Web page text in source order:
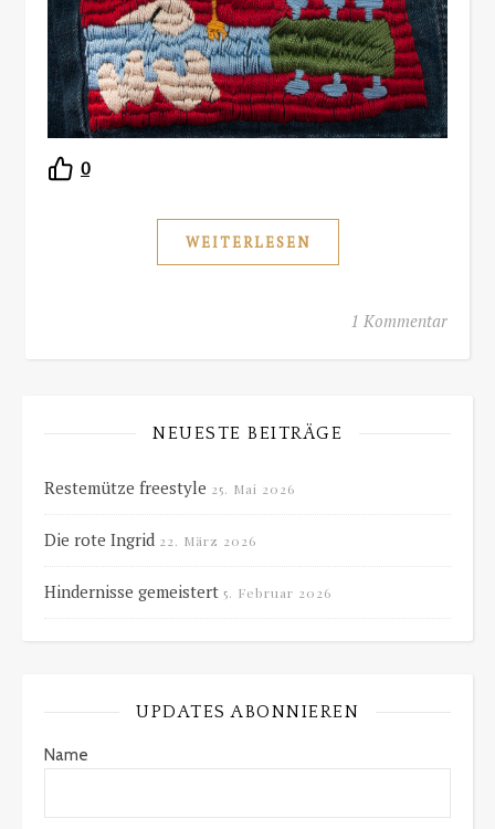
0
WEITERLESEN
1 Kommentar
NEUESTE BEITRÄGE
Restemütze freestyle 25. Mai 2026
Die rote Ingrid 22. März 2026
Hindernisse gemeistert 5. Februar 2026
UPDATES ABONNIEREN
Name